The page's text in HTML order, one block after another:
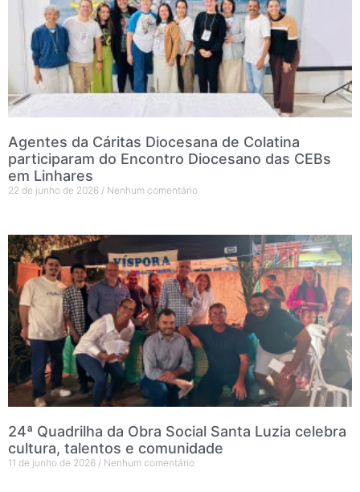
Agentes da Cáritas Diocesana de Colatina
participaram do Encontro Diocesano das CEBs
em Linhares
22 de junho de 2026 Nenhum comentário
24ª Quadrilha da Obra Social Santa Luzia celebra
cultura, talentos e comunidade
11 de junho de 2026 Nenhum comentário